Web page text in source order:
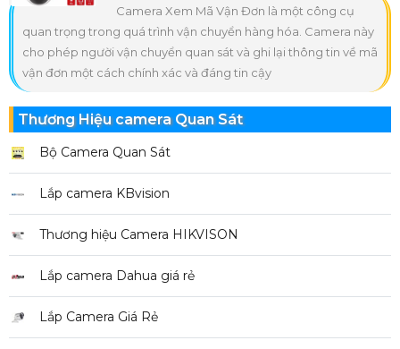
Camera Xem Mã Vận Đơn là một công cụ
quan trọng trong quá trình vận chuyển hàng hóa. Camera này
cho phép người vận chuyển quan sát và ghi lại thông tin về mã
vận đơn một cách chính xác và đáng tin cậy
Thương Hiệu camera Quan Sát
Bộ Camera Quan Sát
Lắp camera KBvision
Thương hiệu Camera HIKVISON
Lắp camera Dahua giá rẻ
Lắp Camera Giá Rẻ